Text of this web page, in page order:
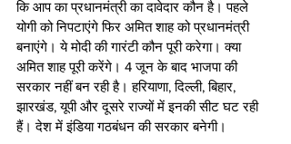
कि आप का प्रधानमंत्री का दावेदार कौन है। पहले
योगी को निपटाएंगे फिर अमित शाह को प्रधानमंत्री
बनाएंगे। ये मोदी की गारंटी कौन पूरी करेगा। क्या
अमित शाह पूरी करेंगे। 4 जून के बाद भाजपा की
सरकार नहीं बन रही है। हरियाणा, दिल्ली, बिहार,
झारखंड, यूपी और दूसरे राज्यों में इनकी सीट घट रही
हैं। देश में इंडिया गठबंधन की सरकार बनेगी।